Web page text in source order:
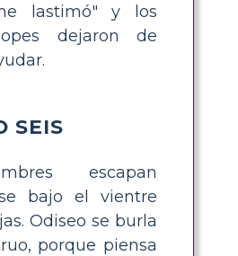
lastimó" y los
dejaron de
SEIS
escapan
bajo el vientre
Odiseo se burla
porque piensa